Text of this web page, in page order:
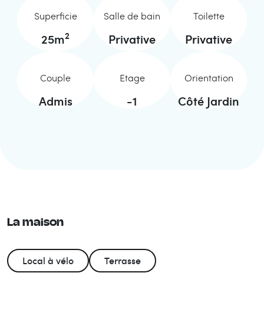
Superficie
25m2
Salle de bain
Privative
Toilette
Privative
Couple
Admis
Etage
-1
Orientation
Côté Jardin
La maison
Local à vélo Terrasse